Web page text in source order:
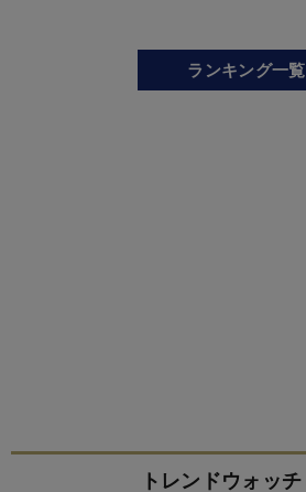
ランキング一覧
トレンドウォッチ